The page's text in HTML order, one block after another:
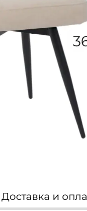
Доставка и